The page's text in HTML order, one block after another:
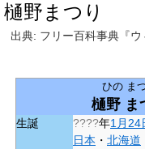
樋野まつり
出典: フリー百科事典『
ひの ま
樋野 ま
生誕 ????年1月24
日本 ・ 北海道